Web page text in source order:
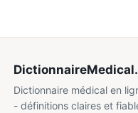
DictionnaireMedical
Dictionnaire médical en
- définitions claires et